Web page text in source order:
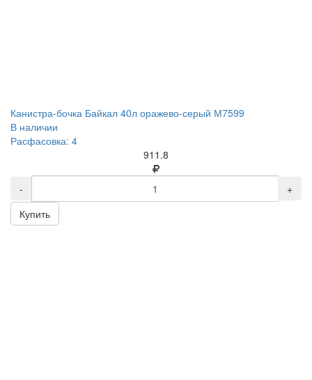
Канистра-бочка Байкал 40л оражево-серый М7599
В наличии
Расфасовка: 4
911.8
-
+
Купить